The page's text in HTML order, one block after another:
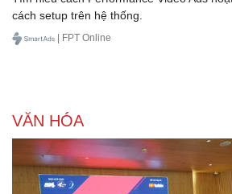
cách setup trên hệ thống.
| FPT Online
VĂN HÓA